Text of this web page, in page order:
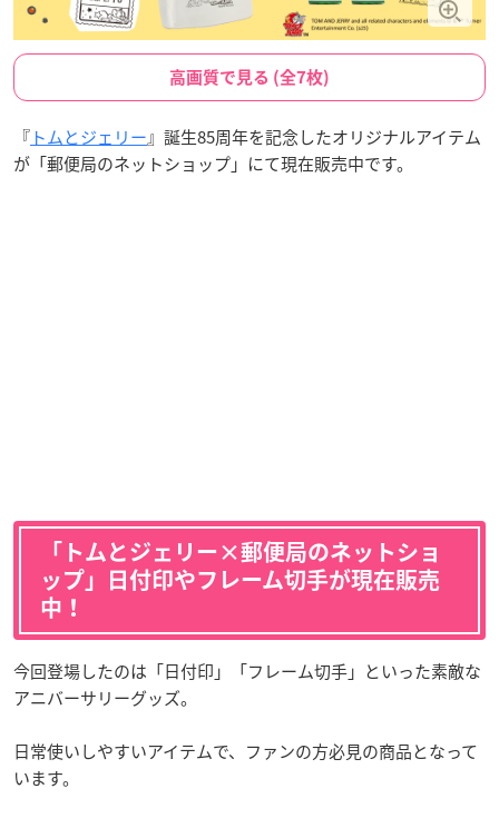
高画質で見る (全7枚)
『 トムとジェリー』誕生85周年を記念したオリジナルアイテム
が「郵便局のネットショップ」にて現在販売中です。
「トムとジェリー×郵便局のネットショ
ップ」日付印やフレーム切手が現在販売
中！
今回登場したのは「日付印」「フレーム切手」といった素敵な
アニバーサリーグッズ。
日常使いしやすいアイテムで、ファンの方必見の商品となって
います。